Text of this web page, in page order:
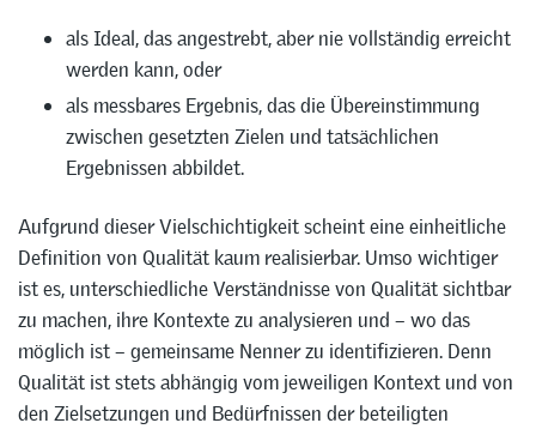
als Ideal, das angestrebt, aber nie vollständig erreicht
werden kann, oder
als messbares Ergebnis, das die Übereinstimmung
zwischen gesetzten Zielen und tatsächlichen
Ergebnissen abbildet.
Aufgrund dieser Vielschichtigkeit scheint eine einheitliche
Definition von Qualität kaum realisierbar. Umso wichtiger
ist es, unterschiedliche Verständnisse von Qualität sichtbar
zu machen, ihre Kontexte zu analysieren und – wo das
möglich ist – gemeinsame Nenner zu identifizieren. Denn
Qualität ist stets abhängig vom jeweiligen Kontext und von
den Zielsetzungen und Bedürfnissen der beteiligten